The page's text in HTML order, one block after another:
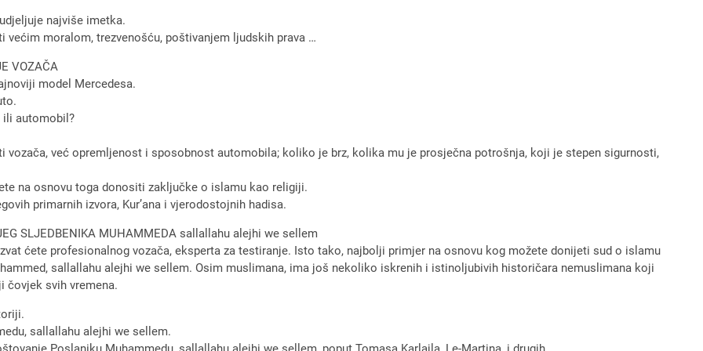
najviše imetka.
moralom, trezvenošću, poštivanjem ljudskih prava …
VOZAČA
model Mercedesa.
ili automobil?
vozača, već opremljenost i sposobnost automobila; koliko je brz, kolika mu je prosječna potrošnja, koji je stepen sigurnosti,
na osnovu toga donositi zaključke o islamu kao religiji.
primarnih izvora, Kur’ana i vjerodostojnih hadisa.
SLJEDBENIKA MUHAMMEDA sallallahu alejhi we sellem
ćete profesionalnog vozača, eksperta za testiranje. Isto tako, najbolji primjer na osnovu kog možete donijeti sud o islamu
sallallahu alejhi we sellem. Osim muslimana, ima još nekoliko iskrenih i istinoljubivih historičara nemuslimana koji
čovjek svih vremena.
sallallahu alejhi we sellem.